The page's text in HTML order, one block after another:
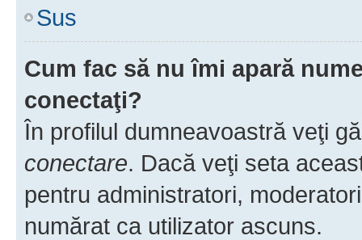
Sus
Cum fac să nu îmi apară
conectaţi?
În profilul dumneavoastră veţi
conectare. Dacă veţi seta
pentru administratori,
numărat ca utilizator ascuns.